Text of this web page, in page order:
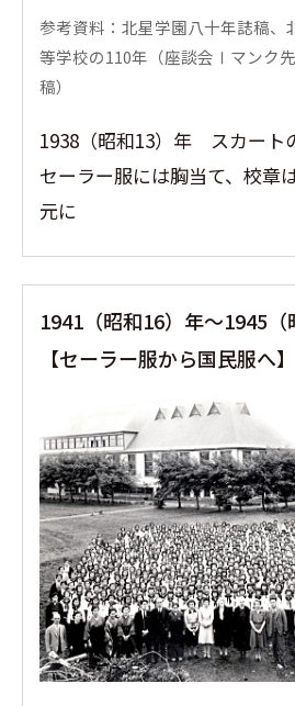
参考資料：北星学園八十年誌稿、
等学校の110年（座談会Ⅰマンク
稿）
1938（昭和13）年 スカート
セーラー服には胸当て、校章
元に
1941（昭和16）年〜1945
【セーラー服から国民服へ】